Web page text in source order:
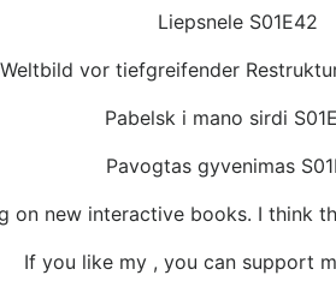
Liepsnele S01E42
Weltbild vor tiefgreifender
Pabelsk i mano sirdi
Pavogtas gyvenimas
on new interactive books. I think
If you like my , you can support